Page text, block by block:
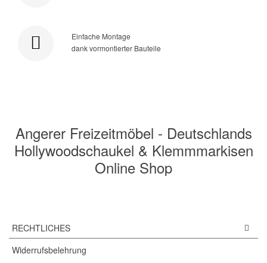
Einfache Montage
dank vormontierter Bauteile
Angerer Freizeitmöbel - Deutschlands
Hollywoodschaukel & Klemmmarkisen
Online Shop
RECHTLICHES
Widerrufsbelehrung